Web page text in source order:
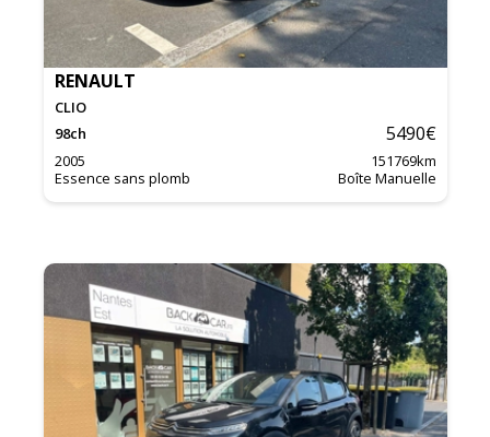
RENAULT
CLIO
98ch 5490€
2005 151769km
Essence sans plomb
Boîte Manuelle